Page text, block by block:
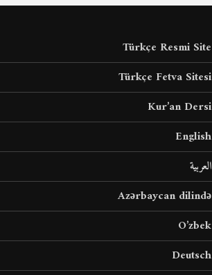
Türkçe Resmi Site
Türkçe Fetva Sitesi
Kur’an Dersi
English
العربية
Azərbaycan dilində
O’zbek
Deutsch